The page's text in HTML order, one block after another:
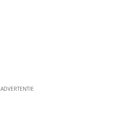
ADVERTENTIE